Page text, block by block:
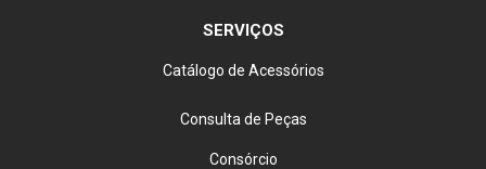
SERVIÇOS
Catálogo de Acessórios
Consulta de Peças
Consórcio